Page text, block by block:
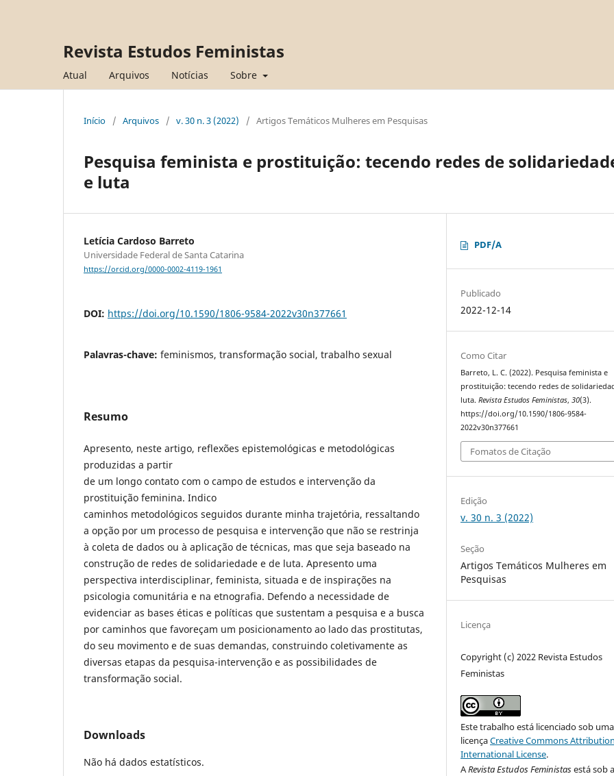
Revista Estudos Feministas
Atual Arquivos Notícias Sobre
Início / Arquivos / v. 30 n. 3 (2022) / Artigos Temáticos Mulheres em Pesquisas
Pesquisa feminista e prostituição: tecendo redes de
e luta
Letícia Cardoso Barreto
Universidade Federal de Santa Catarina
https://orcid.org/0000-0002-4119-1961
DOI: https://doi.org/10.1590/1806-9584-2022v30n377661
Palavras-chave: feminismos, transformação social, trabalho sexual
Resumo
Apresento, neste artigo, reflexões epistemológicas e metodológicas
produzidas a partir
de um longo contato com o campo de estudos e intervenção da
prostituição feminina. Indico
caminhos metodológicos seguidos durante minha trajetória, ressaltando
a opção por um processo de pesquisa e intervenção que não se restrinja
à coleta de dados ou à aplicação de técnicas, mas que seja baseado na
construção de redes de solidariedade e de luta. Apresento uma
perspectiva interdisciplinar, feminista, situada e de inspirações na
psicologia comunitária e na etnografia. Defendo a necessidade de
evidenciar as bases éticas e políticas que sustentam a pesquisa e a busca
por caminhos que favoreçam um posicionamento ao lado das prostitutas,
do seu movimento e de suas demandas, construindo coletivamente as
diversas etapas da pesquisa-intervenção e as possibilidades de
transformação social.
Downloads
Não há dados estatísticos.
PDF/A
Publicado
2022-12-14
Como Citar
Barreto, L. C. (2022). Pesquisa feminista e
prostituição: tecendo redes de
luta.Revista Estudos Feministas,30(3).
https://doi.org/10.1590/1806-9584-
2022v30n377661
Fomatos de Citação
Edição
v. 30 n. 3 (2022)
Seção
Artigos Temáticos Mulheres em
Pesquisas
Licença
Copyright (c) 2022 Revista Estudos
Feministas
Este trabalho está licenciado sob uma
licençaCreative Commons
International License.
ARevista Estudos Feministasestá sob a